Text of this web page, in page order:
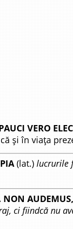
VERO
și în viața
(lat.) lucrurile
ci fiindcă nu